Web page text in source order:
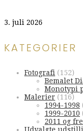
3. juli 2026
KATEGORIER
Fotografi (152)
Bemalet
Monotypi
Malerier (116)
1994-1998
1999-2010
2011 og